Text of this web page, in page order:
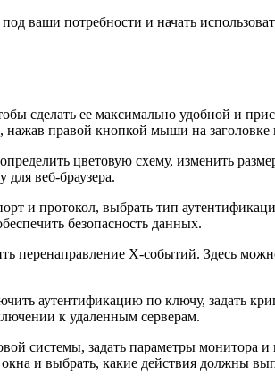
ваши потребности и начать
сделать ее максимально удобной и
правой кнопкой мыши на заголовке
цветовую схему, изменить
для веб-браузера.
и протокол, выбрать тип
безопасность данных.
перенаправление X-событий. Здесь
аутентификацию по ключу, задать
к удаленным серверам.
системы, задать параметры монитора
и выбрать, какие действия должны